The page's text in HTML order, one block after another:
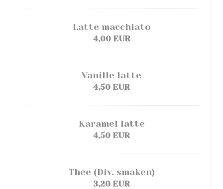
Latte macchiato
4,00 EUR
Vanille latte
4,50 EUR
Karamel latte
4,50 EUR
Thee (Div. smaken)
3,20 EUR